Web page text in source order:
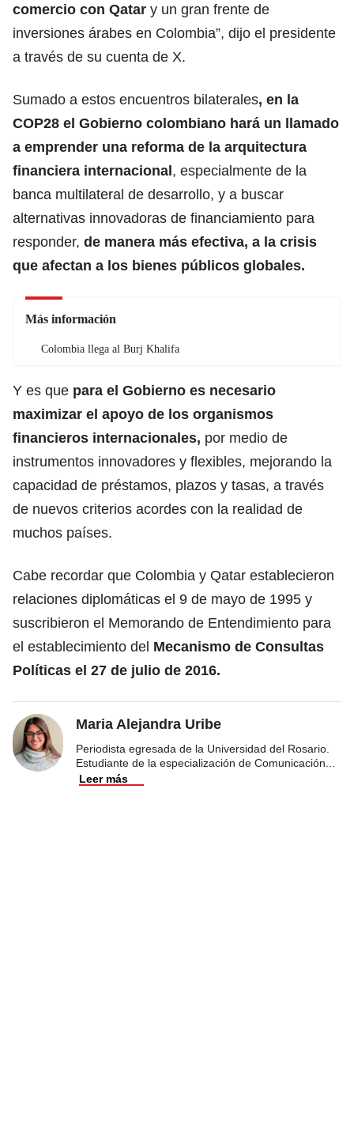
comercio con Qatar y un gran frente de
inversiones árabes en Colombia”, dijo el presidente
a través de su cuenta de X.
Sumado a estos encuentros bilaterales, en la
COP28 el Gobierno colombiano hará un llamado
a emprender una reforma de la arquitectura
financiera internacional, especialmente de la
banca multilateral de desarrollo, y a buscar
alternativas innovadoras de financiamiento para
responder, de manera más efectiva, a la crisis
que afectan a los bienes públicos globales.
Más información
Colombia llega al Burj Khalifa
Y es que para el Gobierno es necesario
maximizar el apoyo de los organismos
financieros internacionales, por medio de
instrumentos innovadores y flexibles, mejorando la
capacidad de préstamos, plazos y tasas, a través
de nuevos criterios acordes con la realidad de
muchos países.
Cabe recordar que Colombia y Qatar establecieron
relaciones diplomáticas el 9 de mayo de 1995 y
suscribieron el Memorando de Entendimiento para
el establecimiento del Mecanismo de Consultas
Políticas el 27 de julio de 2016.
Maria Alejandra Uribe
Periodista egresada de la Universidad del Rosario.
Estudiante de la especialización de Comunicación
Leer más